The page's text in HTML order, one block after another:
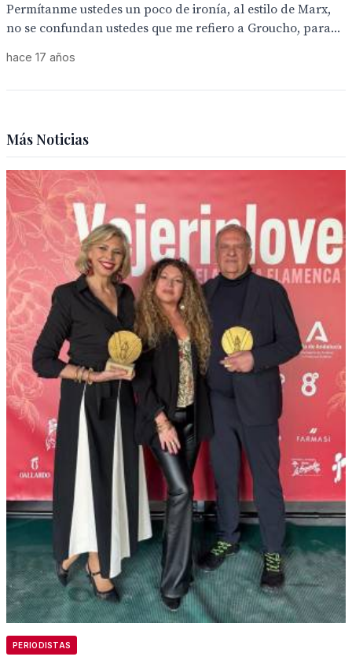
Permítanme ustedes un poco de ironía, al estilo de Marx,
no se confundan ustedes que me refiero a Groucho, para...
hace 17 años
Más Noticias
PERIODISTAS